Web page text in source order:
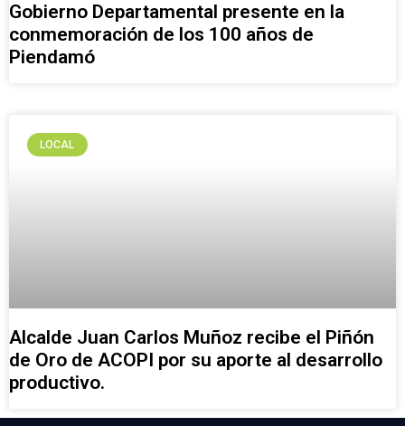
Gobierno Departamental presente en la
conmemoración de los 100 años de
Piendamó
LOCAL
Alcalde Juan Carlos Muñoz recibe el Piñón
de Oro de ACOPI por su aporte al desarrollo
productivo.